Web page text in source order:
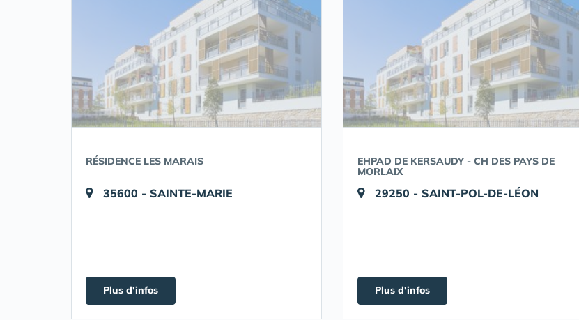
RÉSIDENCE LES MARAIS
35600 - SAINTE-MARIE
Plus d'infos
EHPAD DE KERSAUDY - CH DES PAYS DE
MORLAIX
29250 - SAINT-POL-DE-LÉON
Plus d'infos